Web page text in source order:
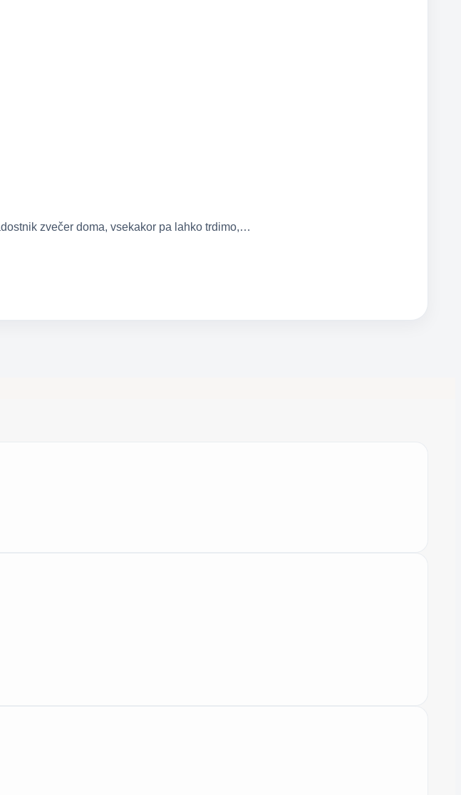
zvečer doma, vsekakor pa lahko trdimo,…